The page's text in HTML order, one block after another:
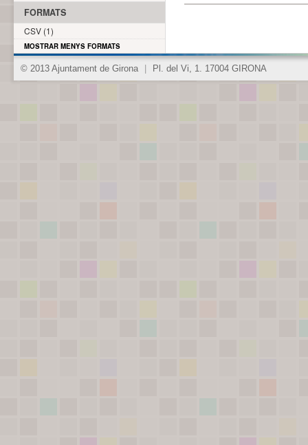
FORMATS
CSV (1)
MOSTRAR MENYS FORMATS
© 2013 Ajuntament de Girona Pl. del Vi, 1. 17004 GIRONA